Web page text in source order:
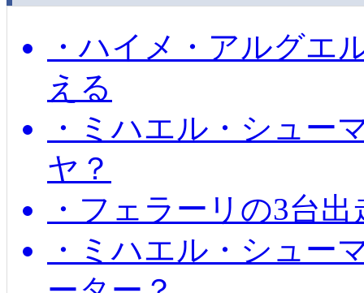
・ハイメ・アルグエ
える
・ミハエル・シュー
ヤ？
・フェラーリの3台
・ミハエル・シュー